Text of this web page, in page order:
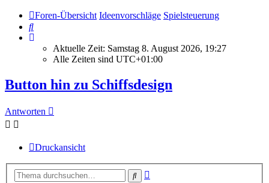
Foren-Übersicht Ideenvorschläge Spielsteuerung
Suche
Aktuelle Zeit: Samstag 8. August 2026, 19:27
Alle Zeiten sind UTC+01:00
Button hin zu Schiffsdesign
Antworten
Druckansicht
Suche